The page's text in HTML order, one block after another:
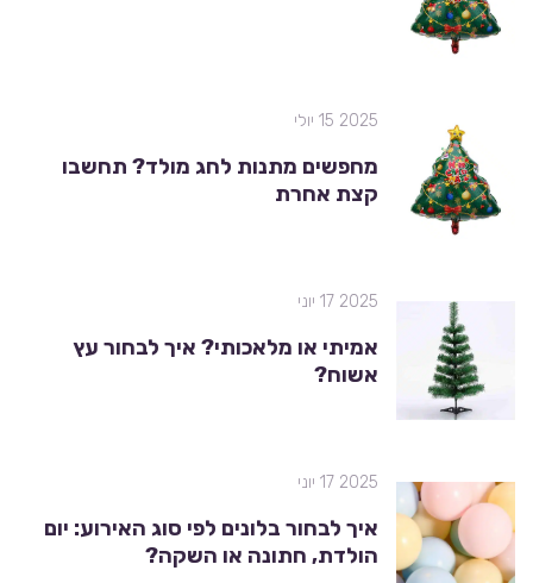
2025 15 יולי
מחפשים מתנות לחג מולד? תחשבו
קצת אחרת
2025 17 יוני
אמיתי או מלאכותי? איך לבחור עץ
אשוח?
2025 17 יוני
איך לבחור בלונים לפי סוג האירוע: יום
הולדת, חתונה או השקה?